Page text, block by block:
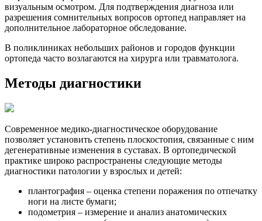
визуальным осмотром. Для подтверждения диагноза или
разрешения сомнительных вопросов ортопед направляет на
дополнительное лабораторное обследование.
В поликлиниках небольших районов и городов функции
ортопеда часто возлагаются на хирурга или травматолога.
Методы диагностики
Современное медико-диагностическое оборудование
позволяет установить степень плоскостопия, связанные с ним
дегенеративные изменения в суставах. В ортопедической
практике широко распространены следующие методы
диагностики патологии у взрослых и детей:
плантография – оценка степени поражения по отпечатку
ноги на листе бумаги;
подометрия – измерение и анализ анатомических